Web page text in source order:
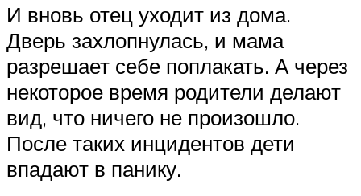
И вновь отец уходит из дома.
Дверь захлопнулась, и мама
разрешает себе поплакать. А через
некоторое время родители делают
вид, что ничего не произошло.
После таких инцидентов дети
впадают в панику.